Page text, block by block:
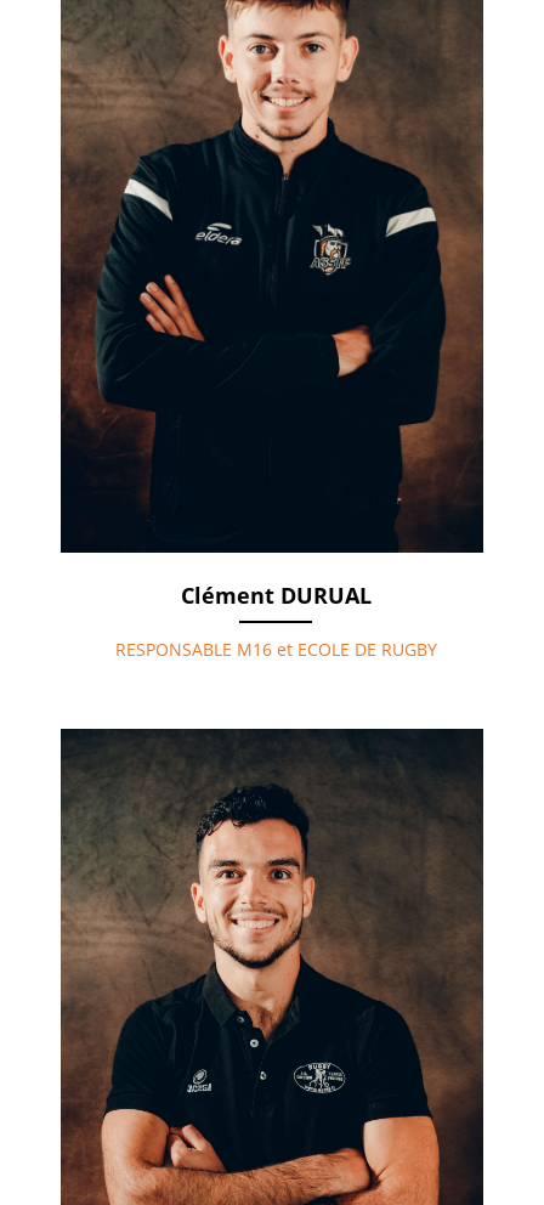
Clément DURUAL
RESPONSABLE M16 et ECOLE DE RUGBY